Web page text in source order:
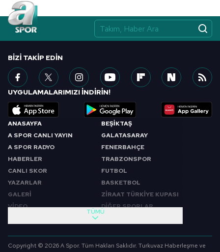
almak için lütfen
ANASAYFA
A SPOR CANLI YAYIN
A SPOR RADYO
HABERLER
CANLI SKOR
YAZARLAR
GALERİ
VİDEO
BEŞİKTAŞ
GALATASARAY
FENERBAHÇE
TRABZONSPOR
FUTBOL
BASKETBOL
ZİRAAT TÜRKİYE KUPASI
DİĞER SPORLAR
SABAH SPORU
FUTBOL
TÜMÜ
BIZI TAKIP EDIN
UYGULAMALARIMIZI İNDİRİN!
Copyright © 2026 A Spor. Tüm Hakları Saklıdır. Turkuvaz Haberleşme ve